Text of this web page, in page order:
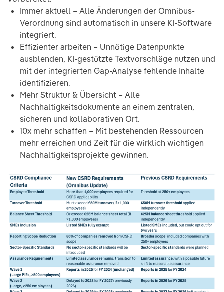
Immer aktuell – Alle Änderungen der Omnibus-
Verordnung sind automatisch in unsere KI-Software
integriert.
Effizienter arbeiten – Unnötige Datenpunkte
ausblenden, KI-gestützte Textvorschläge nutzen und
mit der integrierten Gap-Analyse fehlende Inhalte
identifizieren.
Mehr Struktur & Übersicht – Alle
Nachhaltigkeitsdokumente an einem zentralen,
sicheren und kollaborativen Ort.
10x mehr schaffen – Mit bestehenden Ressourcen
mehr erreichen und Zeit für die wirklich wichtigen
Nachhaltigkeitsprojekte gewinnen.